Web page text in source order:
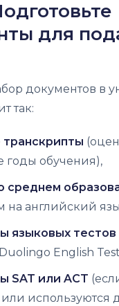
для
документов в
так:
годы обучения),
среднем
на английский
языковых тестов
English
SAT или ACT
используются